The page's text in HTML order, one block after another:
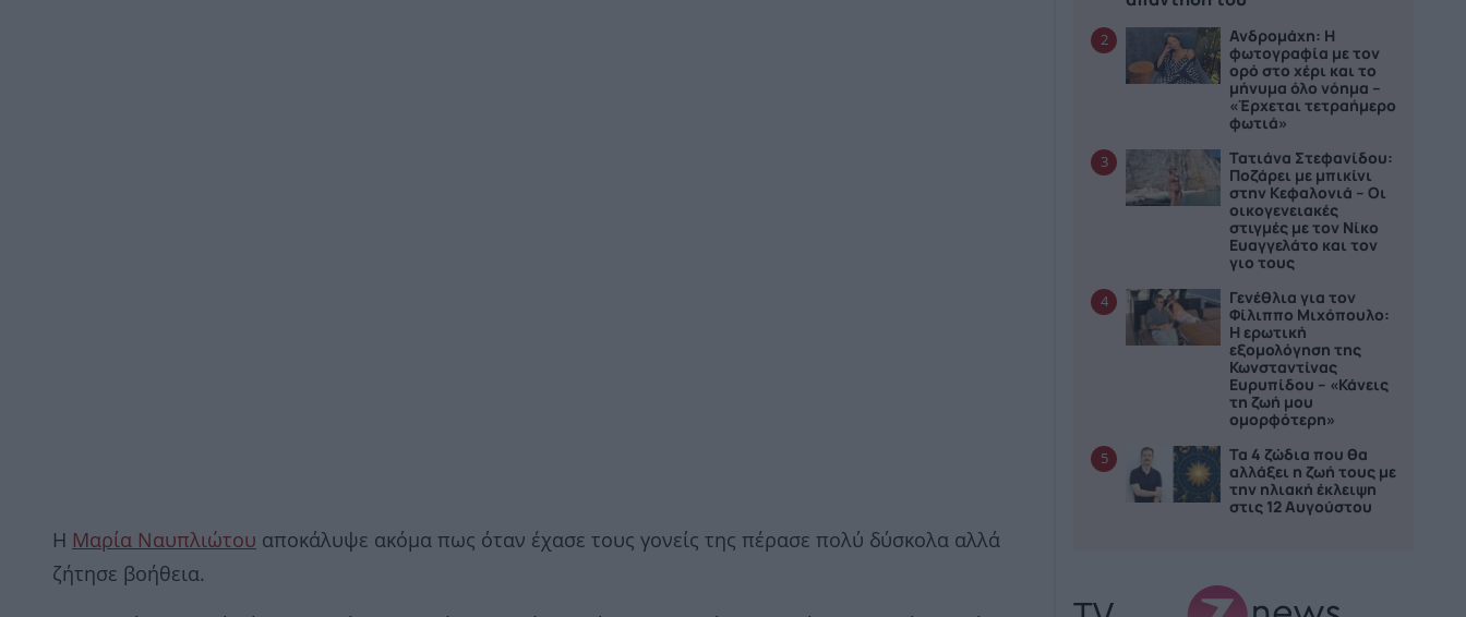
Η Μαρία Ναυπλιώτου αποκάλυψε ακόμα πως όταν έχασε τους γονείς της πέρασε πολύ δύσκολα αλλά
ζήτησε βοήθεια.
2
Ανδρομάχη: Η
φωτογραφία με τον
ορό στο χέρι και το
μήνυμα όλο νόημα –
«Έρχεται τετραήμερο
φωτιά»
3
Τατιάνα Στεφανίδου:
Ποζάρει με μπικίνι
στην Κεφαλονιά – Οι
οικογενειακές
στιγμές με τον Νίκο
Ευαγγελάτο και τον
γιο τους
4
Γενέθλια για τον
Φίλιππο Μιχόπουλο:
Η ερωτική
εξομολόγηση της
Κωνσταντίνας
Ευρυπίδου – «Κάνεις
τη ζωή μου
ομορφότερη»
5
Τα 4 ζώδια που θα
αλλάξει η ζωή τους με
την ηλιακή έκλειψη
στις 12 Αυγούστου